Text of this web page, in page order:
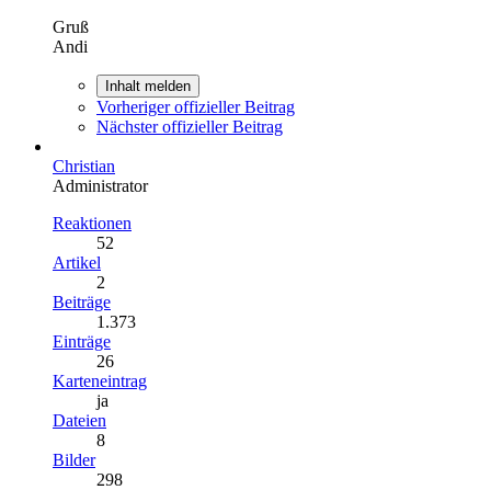
Gruß
Andi
Inhalt melden
Vorheriger offizieller Beitrag
Nächster offizieller Beitrag
Christian
Administrator
Reaktionen
52
Artikel
2
Beiträge
1.373
Einträge
26
Karteneintrag
ja
Dateien
8
Bilder
298